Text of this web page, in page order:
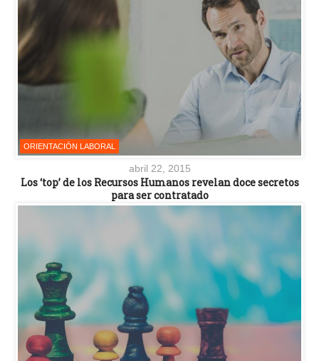
ORIENTACIÓN LABORAL
abril 22, 2015
Los ‘top’ de los Recursos Humanos revelan doce secretos
para ser contratado